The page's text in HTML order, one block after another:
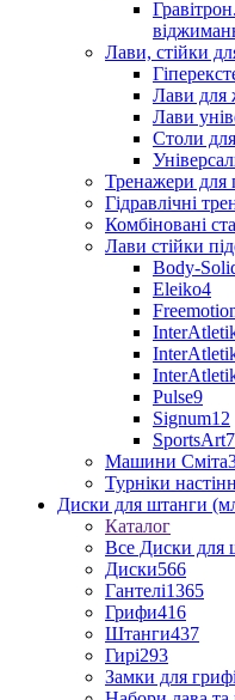
Лави, стійки
Лави для
Лави
Столи
Тренажери для
Гідравлічні
Комбіновані
Лави стійки
Body-
Eleiko4
Pulse9
Signum12
SportsArt7
Машини Сміта
Турніки
Диски для штанги
Каталог
Все Диски для
Диски566
Гантелі1365
Грифи416
Штанги437
Гирі293
Замки для